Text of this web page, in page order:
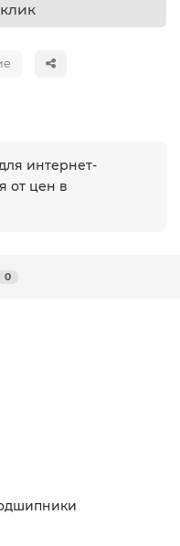
интернет-
от цен в
0